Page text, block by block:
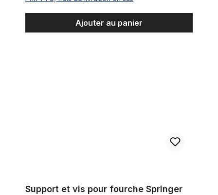
Ajouter au panier
Support et vis pour fourche Springer